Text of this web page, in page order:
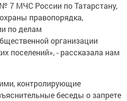
7 МЧС России по Татарстану,
правопорядка,
по делам
организации
поселений», - рассказала нам
контролирующие
беседы о запрете